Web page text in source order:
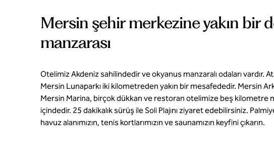
Mersin şehir merkezine yakın bir
manzarası
Otelimiz Akdeniz sahilindedir ve okyanus manzaralı odaları vardır.
Mersin Lunaparkı iki kilometreden yakın bir mesafededir. Mersin
Mersin Marina, birçok dükkan ve restoran otelimize beş kilometre
içindedir. 25 dakikalık sürüş ile Soli Plajını ziyaret edebilirsiniz.
havuz alanımızın, tenis kortlarımızın ve saunamızın keyfini çıkarın.